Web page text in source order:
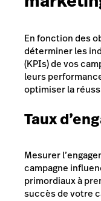
En fonction des
déterminer les
(KPIs) de vos
leurs
optimiser la
Taux
Mesurer
campagne
primordiaux à
succès de votre